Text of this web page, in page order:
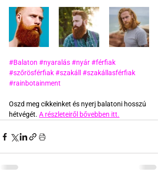
#Balaton #nyaralás#nyár#férfiak
#szőrösférfiak#szakáll
#szakállasférfiak
#rainbotainment
Oszd meg cikkeinket és nyerj balatoni hosszú
hétvégét. A részleteiről bővebben itt.